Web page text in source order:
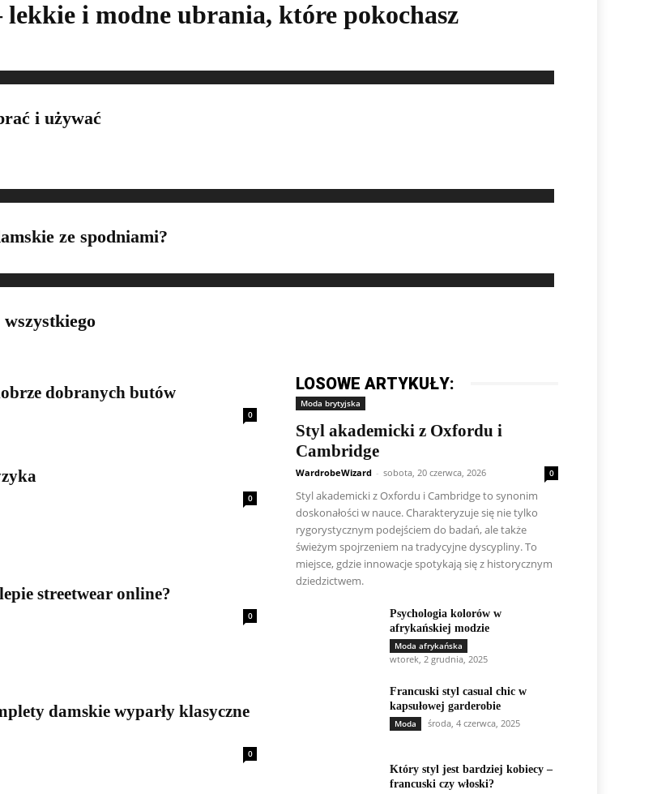
i modne ubrania, które pokochasz
i używać
ze spodniami?
dobranych butów
0
0
streetwear online?
0
damskie wyparły klasyczne
0
LOSOWE ARTYKUŁY:
Moda brytyjska
Styl akademicki z Oxfordu i
Cambridge
WardrobeWizard - sobota, 20 czerwca, 2026 0
Styl akademicki z Oxfordu i Cambridge to synonim
doskonałości w nauce. Charakteryzuje się nie tylko
rygorystycznym podejściem do badań, ale także
świeżym spojrzeniem na tradycyjne dyscypliny. To
miejsce, gdzie innowacje spotykają się z historycznym
dziedzictwem.
Psychologia kolorów w
afrykańskiej modzie
Moda afrykańska
wtorek, 2 grudnia, 2025
Francuski styl casual chic w
kapsułowej garderobie
Moda środa, 4 czerwca, 2025
Który styl jest bardziej kobiecy –
francuski czy włoski?